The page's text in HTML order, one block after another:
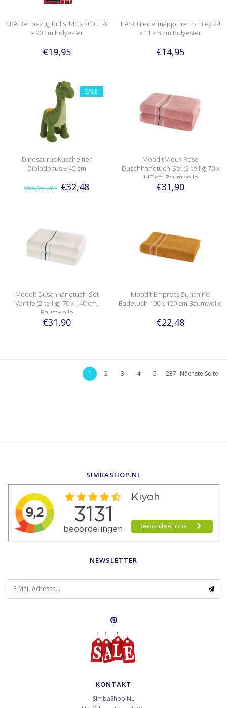
NBA Bettbezug Bulls 140 x 200 + 70
x 90 cm Polyester
€19,95
PASO Federmäppchen Smiley 24
x 11 x 5 cm Polyester
€14,95
SALE
Dinosaurus Kuscheltier
Diplodocus ± 45 cm
€64,95UVP €32,48
Moodit Vieux Rose
Duschhandtuch-Set (2-teilig) 70 x
140 cm Baumwolle
€31,90
Moodit Duschhandtuch-Set
Vanille (2-teilig), 70 x 140 cm,
Baumwolle
€31,90
Moodit Empress Sunshine
Badetuch 100 x 150 cm Baumwolle
€22,48
1 2 3 4 5 237 Nächste Seite
SIMBASHOP.NL
NEWSLETTER
KONTAKT
SimbaShop.NL